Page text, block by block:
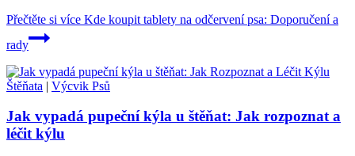
Přečtěte si více Kde koupit tablety na odčervení psa: Doporučení a
rady
Štěňata | Výcvik Psů
Jak vypadá pupeční kýla u štěňat: Jak rozpoznat a
léčit kýlu